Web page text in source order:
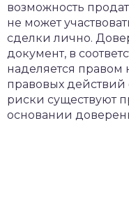
возможность
не может
сделки лично.
документ, в
наделяется
правовых
риски существуют
основании